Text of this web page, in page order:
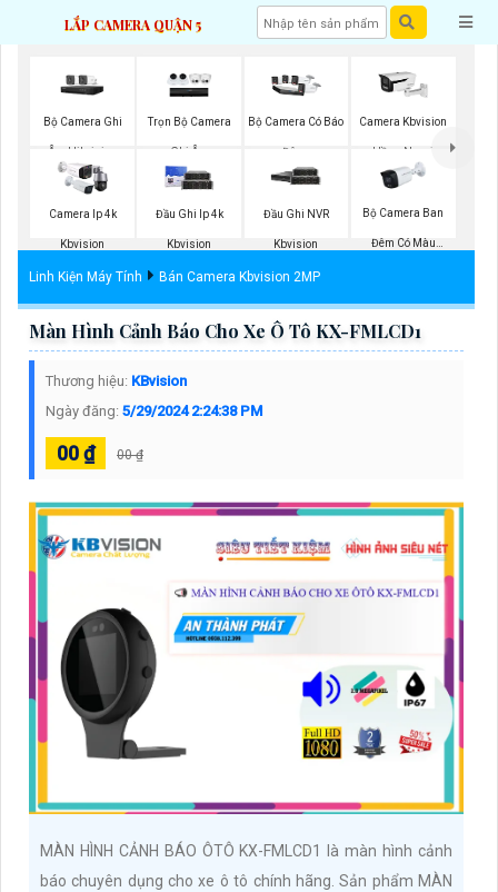
LẮP CAMERA QUẬN 5
Bộ Camera Ghi
Âm Hikvision
Trọn Bộ Camera
Ghi Âm
Bộ Camera Có Báo
Đông
Camera Kbvision
Hồng Ngoại
Camera Ip 4k
Kbvision
Đầu Ghi Ip 4k
Kbvision
Đầu Ghi NVR
Kbvision
Bộ Camera Ban
Đêm Có Màu
Linh Kiện Máy Tính Bán Camera Kbvision 2MP
Màn Hình Cảnh Báo Cho Xe Ô Tô KX-FMLCD1
Thương hiệu: KBvision
Ngày đăng: 5/29/2024 2:24:38 PM
00 ₫ 00 ₫
MÀN HÌNH CẢNH BÁO ÔTÔ KX-FMLCD1 là màn hình cảnh
báo chuyên dụng cho xe ô tô chính hãng. Sản phẩm MÀN